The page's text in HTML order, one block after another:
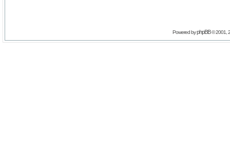
Powered byphpBB© 2001,